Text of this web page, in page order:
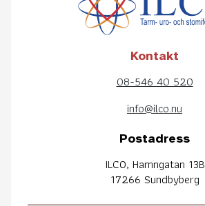
Kontakt
08-546 40 520
info@ilco.nu
Postadress
ILCO, Hamngatan 13B
17266 Sundbyberg